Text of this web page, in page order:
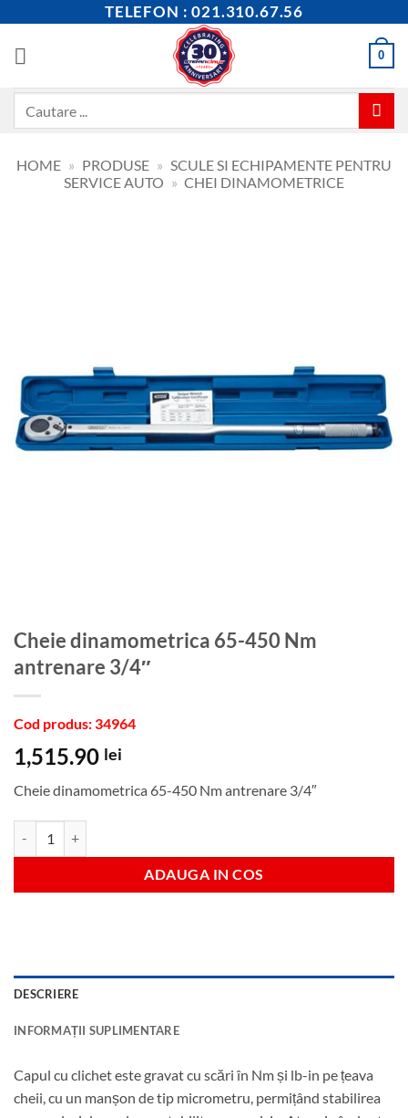
content
TELEFON : 021.310.67.56
0
HOME » PRODUSE » SCULE SI ECHIPAMENTE PENTRU
SERVICE AUTO » CHEI DINAMOMETRICE
Cheie dinamometrica 65-450 Nm
antrenare 3/4″
Cod produs: 34964
1,515.90 lei
Cheie dinamometrica 65-450 Nm antrenare 3/4″
ADAUGA IN COS
DESCRIERE
INFORMAȚII SUPLIMENTARE
Capul cu clichet este gravat cu scări în Nm și lb-in pe țeava
cheii, cu un manșon de tip micrometru, permițând stabilirea